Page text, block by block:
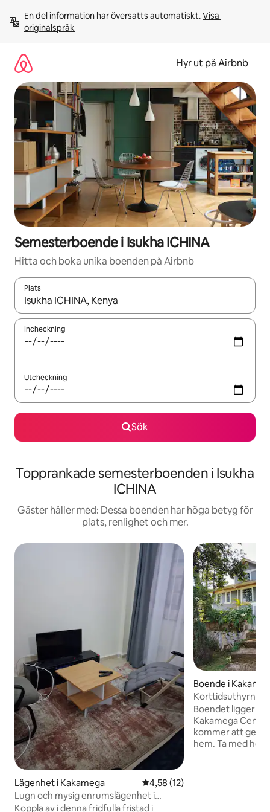
innehåll
En del information har översatts automatiskt. Visa
originalspråk
Hyr ut på Airbnb
Semesterboende i Isukha ICHINA
Hitta och boka unika boenden på Airbnb
Plats
När resultaten är tillgängliga kan du navigera med upp- och
Incheckning
Utcheckning
Sök
Topprankade semesterboenden i Isukha
ICHINA
Gäster håller med: Dessa boenden har höga betyg för
plats, renlighet och mer.
Lägenhet i Kakamega 4,58 av 5 i genomsnittligt
4,58 (12)
Lugn och mysig enrumslägenhet i
Kakamega
Koppla av i denna fridfulla fristad i
Boende i
Korttidsuthyrning
Kakamega
Boendet ligger
Kakamega
kommer att ge
hem. Ta med